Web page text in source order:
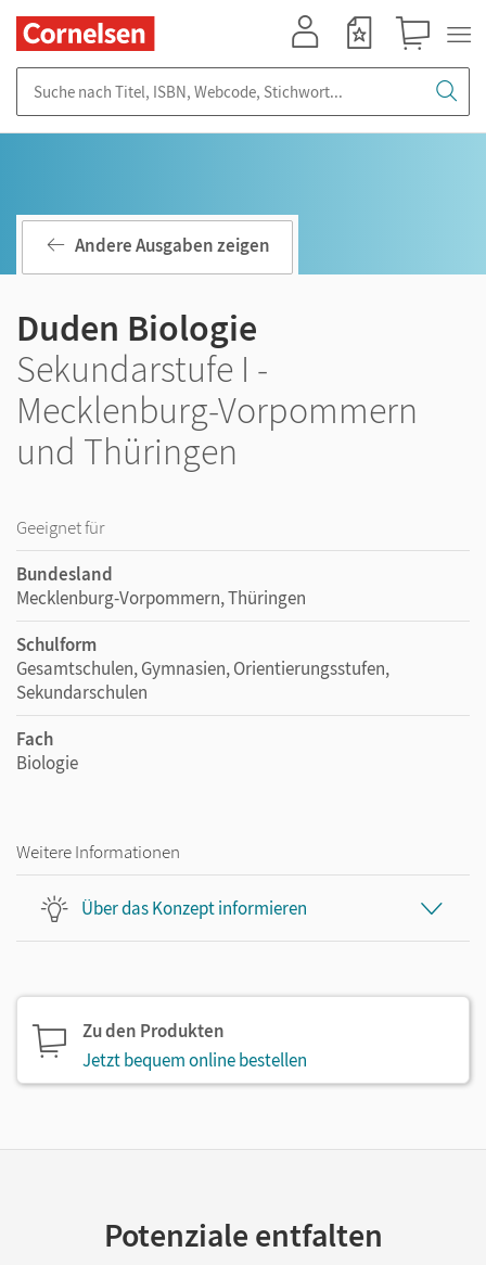
Andere Ausgaben zeigen
Duden Biologie
Sekundarstufe I -
Mecklenburg-Vorpommern
und Thüringen
Geeignet für
Bundesland
Mecklenburg-Vorpommern, Thüringen
Schulform
Gesamtschulen, Gymnasien, Orientierungsstufen,
Sekundarschulen
Fach
Biologie
Weitere Informationen
Über das Konzept informieren
Zu den Produkten
Jetzt bequem online bestellen
Potenziale entfalten